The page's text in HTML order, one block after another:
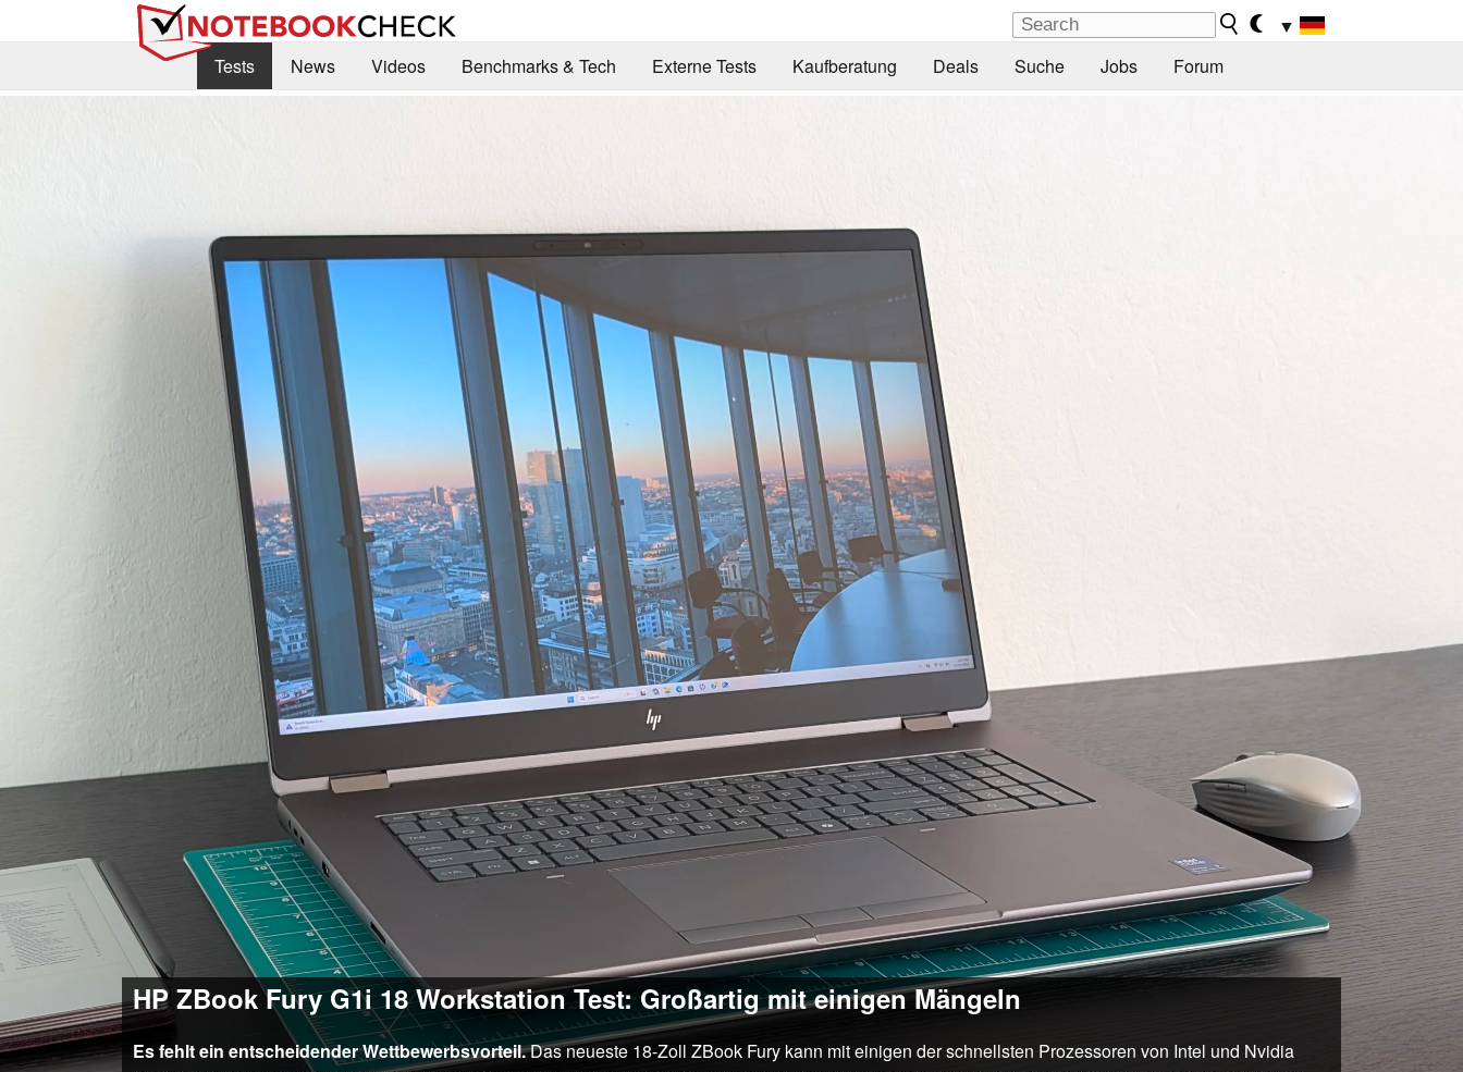
▼
Tests
News Videos Benchmarks & Tech Externe Tests Kaufberatung Deals Suche Jobs Forum
HP ZBook Fury G1i 18 Workstation Test: Großartig mit einigen Mängeln
Es fehlt ein entscheidender Wettbewerbsvorteil.Das neueste 18-Zoll ZBook Fury kann mit einigen der schnellsten Prozessoren von Intel und Nvidia